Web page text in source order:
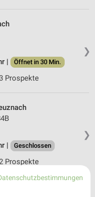
❯
|
Öffnet in 30 Min.
Prospekte
❯
|
Geschlossen
Prospekte